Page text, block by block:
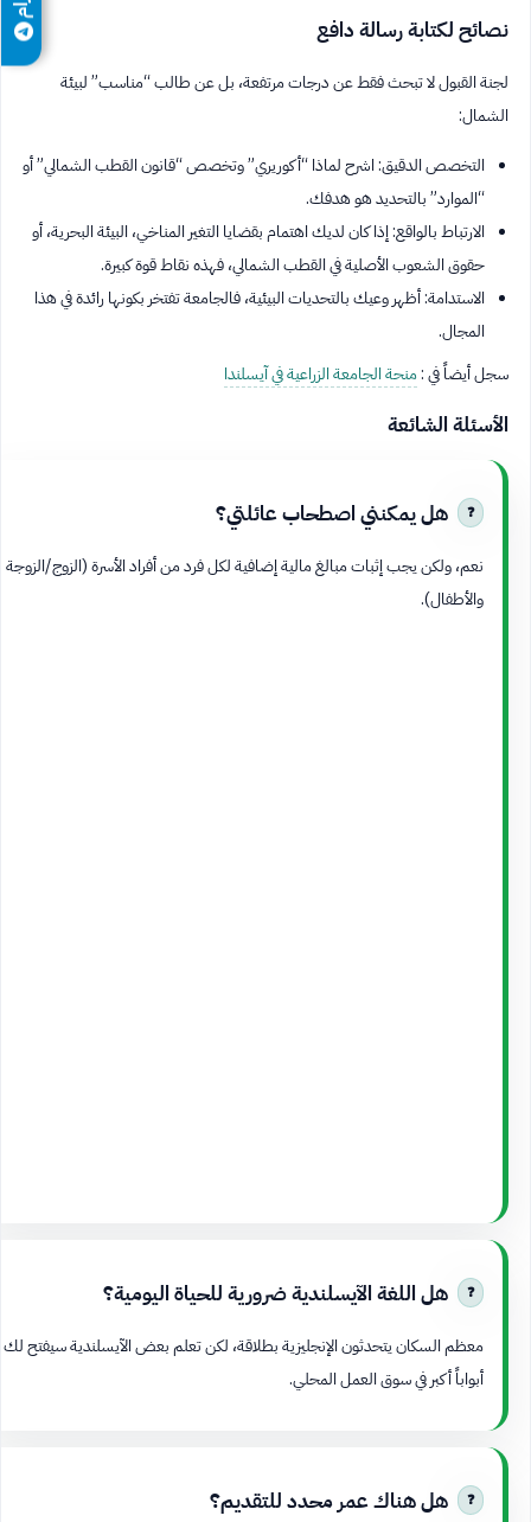
نصائح لكتابة رسالة دافع
لجنة القبول لا تبحث فقط عن درجات مرتفعة، بل عن طالب “مناسب” لبيئة
الشمال:
التخصص الدقيق: اشرح لماذا “أكوريري” وتخصص “قانون القطب الشمالي” أو
“الموارد” بالتحديد هو هدفك.
الارتباط بالواقع: إذا كان لديك اهتمام بقضايا التغير المناخي، البيئة البحرية، أو
حقوق الشعوب الأصلية في القطب الشمالي، فهذه نقاط قوة كبيرة.
الاستدامة: أظهر وعيك بالتحديات البيئية، فالجامعة تفتخر بكونها رائدة في هذا
المجال.
سجل أيضاً في :منحة الجامعة الزراعية في آيسلندا
الأسئلة الشائعة
هل يمكنني اصطحاب عائلتي؟
نعم، ولكن يجب إثبات مبالغ مالية إضافية لكل فرد من أفراد الأسرة (الزوج/الزوجة
والأطفال).
هل اللغة الآيسلندية ضرورية للحياة اليومية؟
معظم السكان يتحدثون الإنجليزية بطلاقة، لكن تعلم بعض الآيسلندية سيفتح لك
أبواباً أكبر في سوق العمل المحلي.
هل هناك عمر محدد للتقديم؟